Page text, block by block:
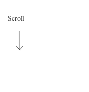
Scroll